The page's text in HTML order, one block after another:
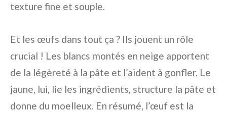
texture fine et souple.
Et les œufs dans tout ça ? Ils jouent un rôle
crucial ! Les blancs montés en neige apportent
de la légèreté à la pâte et l’aident à gonfler. Le
jaune, lui, lie les ingrédients, structure la pâte et
donne du moelleux. En résumé, l’œuf est la